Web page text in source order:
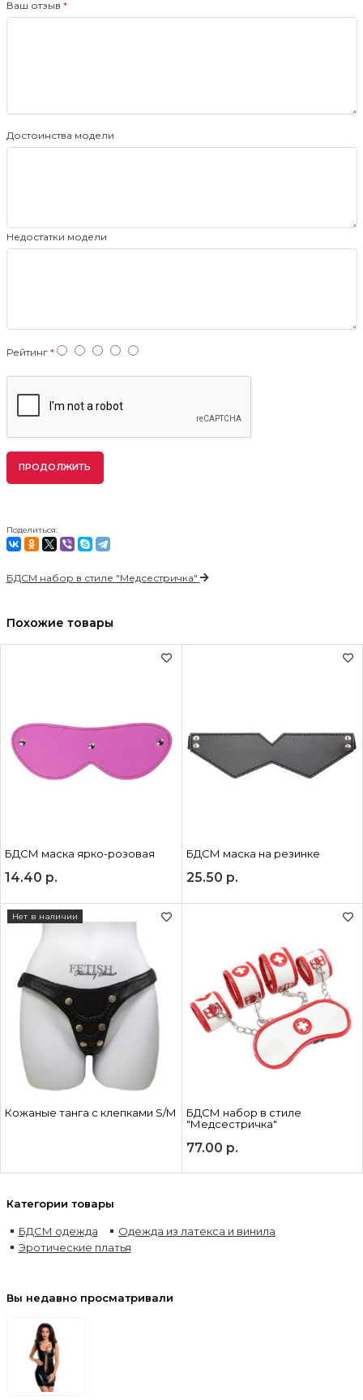
Ваш отзыв
Достоинства модели
Недостатки модели
Рейтинг
ПРОДОЛЖИТЬ
Поделиться:
БДСМ набор в стиле "Медсестричка"
Похожие товары
БДСМ маска ярко-розовая
14.40 р.
БДСМ маска на резинке
25.50 р.
Кожаные танга с клепками S/M
Нет в наличии
БДСМ набор в стиле
"Медсестричка"
77.00 р.
Категории товары
БДСМ одежда
Одежда из латекса и винила
Эротические платья
Вы недавно просматривали